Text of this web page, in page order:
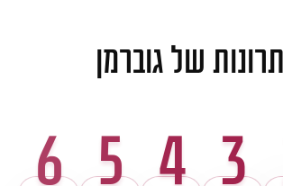
של גוברמן
3
4
5
6